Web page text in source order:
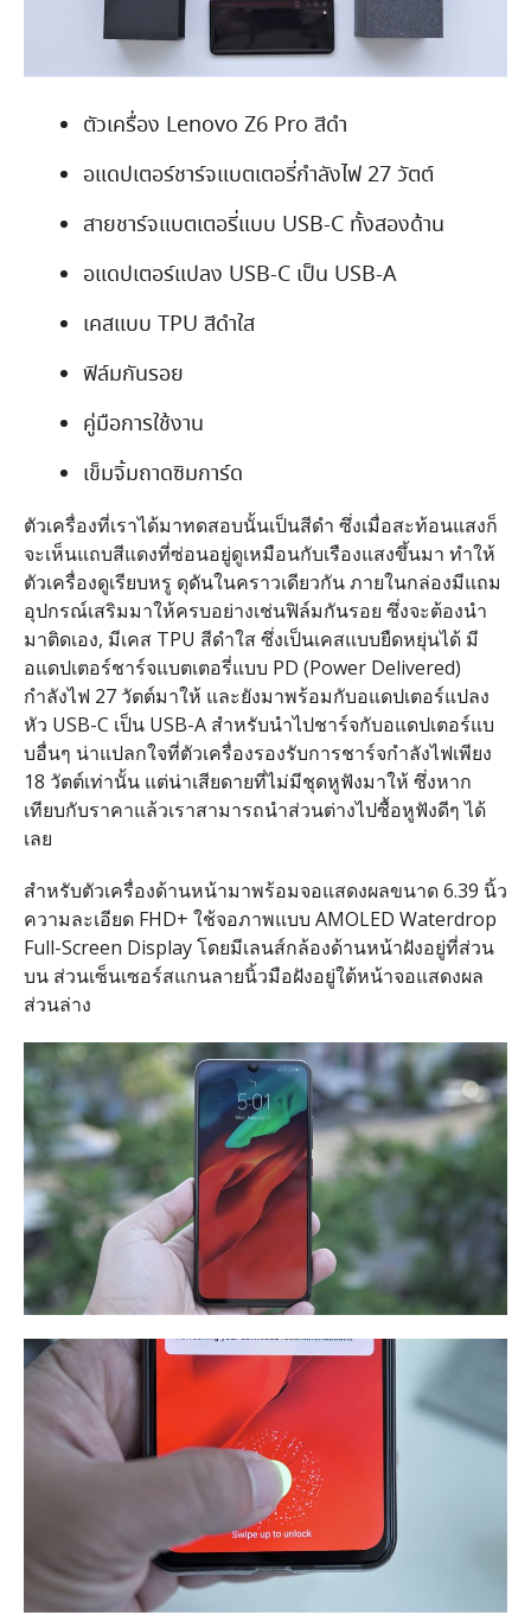
ตัวเครื่อง Lenovo Z6 Pro สีดำ
อแดปเตอร์ชาร์จแบตเตอรี่กำลังไฟ 27 วัตต์
สายชาร์จแบตเตอรี่แบบ USB-C ทั้งสองด้าน
อแดปเตอร์แปลง USB-C เป็น USB-A
เคสแบบ TPU สีดำใส
ฟิล์มกันรอย
คู่มือการใช้งาน
เข็มจิ้มถาดซิมการ์ด
ตัวเครื่องที่เราได้มาทดสอบนั้นเป็นสีดำ ซึ่งเมื่อสะท้อนแสงก็
จะเห็นแถบสีแดงที่ซ่อนอยู่ดูเหมือนกับเรืองแสงขึ้นมา ทำให้
ตัวเครื่องดูเรียบหรู ดุดันในคราวเดียวกัน ภายในกล่องมีแถม
อุปกรณ์เสริมมาให้ครบอย่างเช่นฟิล์มกันรอย ซึ่งจะต้องนำ
มาติดเอง, มีเคส TPU สีดำใส ซึ่งเป็นเคสแบบยืดหยุ่นได้ มี
อแดปเตอร์ชาร์จแบตเตอรี่แบบ PD (Power Delivered)
กำลังไฟ 27 วัตต์มาให้ และยังมาพร้อมกับอแดปเตอร์แปลง
หัว USB-C เป็น USB-A สำหรับนำไปชาร์จกับอแดปเตอร์แบ
บอื่นๆ น่าแปลกใจที่ตัวเครื่องรองรับการชาร์จกำลังไฟเพียง
18 วัตต์เท่านั้น แต่น่าเสียดายที่ไม่มีชุดหูฟังมาให้ ซึ่งหาก
เทียบกับราคาแล้วเราสามารถนำส่วนต่างไปซื้อหูฟังดีๆ ได้
เลย
สำหรับตัวเครื่องด้านหน้ามาพร้อมจอแสดงผลขนาด 6.39 นิ้ว
ความละเอียด FHD+ ใช้จอภาพแบบ AMOLED Waterdrop
Full-Screen Display โดยมีเลนส์กล้องด้านหน้าฝังอยู่ที่ส่วน
บน ส่วนเซ็นเซอร์สแกนลายนิ้วมือฝังอยู่ใต้หน้าจอแสดงผล
ส่วนล่าง